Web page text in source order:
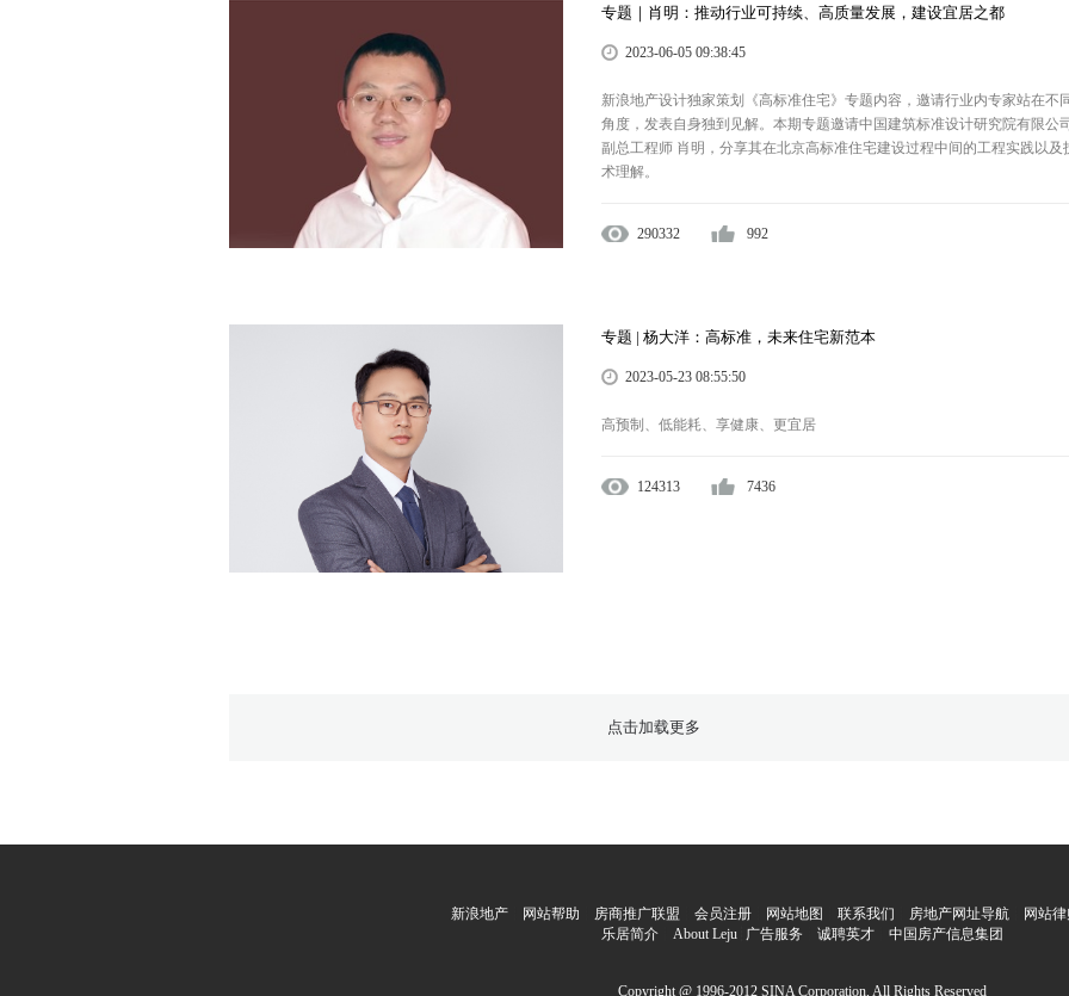
专题｜肖明：推动行业可持续、高质量发展，建设宜居之都
2023-06-05 09:38:45
新浪地产设计独家策划《高标准住宅》专题内容，邀请行业内专家站在不
角度，发表自身独到见解。本期专题邀请中国建筑标准设计研究院有限公司
副总工程师 肖明，分享其在北京高标准住宅建设过程中间的工程实践以及
术理解。
290332 992
专题 | 杨大洋：高标准，未来住宅新范本
2023-05-23 08:55:50
高预制、低能耗、享健康、更宜居
124313 7436
点击加载更多
新浪地产 网站帮助 房商推广联盟 会员注册 网站地图 联系我们 房地产网址导航 网站
乐居简介┊ About Leju┊ 广告服务 诚聘英才┊ 中国房产信息集团
Copyright @ 1996-2012 SINA Corporation, All Rights Reserved